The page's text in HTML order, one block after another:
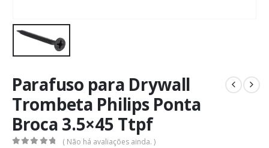
Parafuso para Drywall
Trombeta Philips Ponta
Broca 3.5×45 Ttpf
( Não há avaliações ainda. )